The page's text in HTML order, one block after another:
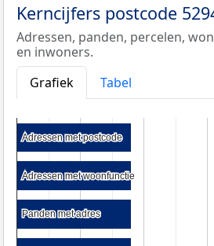
Kerncijfers postcode
Adressen, panden, percelen,
en inwoners.
Grafiek
Tabel
Adressen met postcode
Adressen met postcode
Adressen met woonfunctie
Adressen met woonfunctie
Panden met adres
Panden met adres